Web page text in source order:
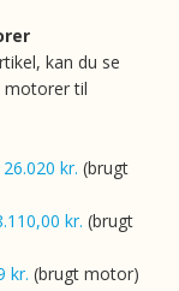
kan du se
motorer til
kr. (brugt
kr. (brugt
kr.(brugt motor)